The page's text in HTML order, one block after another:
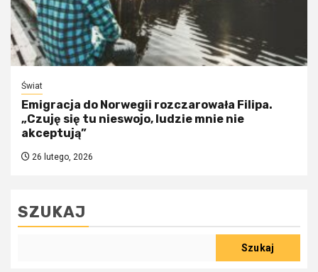
Świat
Emigracja do Norwegii rozczarowała Filipa.
„Czuję się tu nieswojo, ludzie mnie nie
akceptują”
26 lutego, 2026
SZUKAJ
Szukaj